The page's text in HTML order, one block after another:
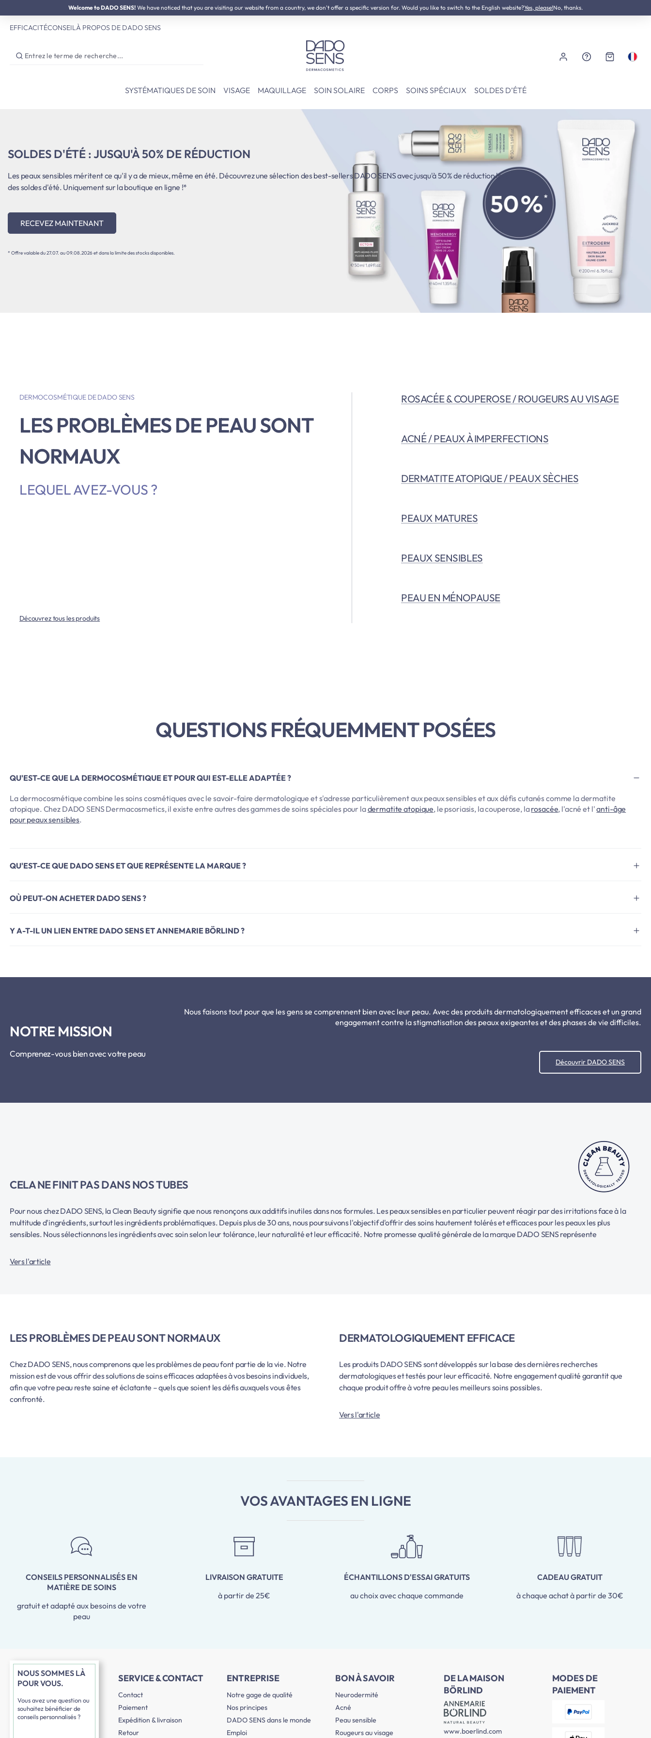
au contenu principal
Passer à la recherche
Passer à la navigation principale
Welcome to DADO SENS! We have noticed that you are visiting our website from a country, we don't offer a specific version for. Would you like to switch to the English website?Yes, please!No, thanks.
SOLDES D'ÉTÉ :jusqu'à 50% de réduction NOVEAU :Kit de Neurodermite Testé dermatologiquement
EFFICACITÉCONSEILÀ PROPOS DE DADO SENS
SYSTÉMATIQUES DE SOIN VISAGE MAQUILLAGE SOIN SOLAIRE CORPS SOINS SPÉCIAUX SOLDES D’ÉTÉ
SOLDES D'ÉTÉ : JUSQU'À 50% DE RÉDUCTION
Les peaux sensibles méritent ce qu'il y a de mieux, même en été. Découvrez une sélection des best-sellers DADO SENS avec jusqu'à 50% de réduction lors
des soldes d'été. Uniquement sur la boutique en ligne !*
RECEVEZ MAINTENANT
* Offre valable du 27.07. au 09.08.2026 et dans la limite des stocks disponibles.
DERMOCOSMÉTIQUE DE DADO SENS
LES PROBLÈMES DE PEAU SONT
NORMAUX
LEQUEL AVEZ-VOUS ?
Découvrez tous les produits
ROSACÉE & COUPEROSE / ROUGEURS AU VISAGE
ACNÉ / PEAUX À IMPERFECTIONS
DERMATITE ATOPIQUE / PEAUX SÈCHES
PEAUX MATURES
PEAUX SENSIBLES
PEAU EN MÉNOPAUSE
QUESTIONS FRÉQUEMMENT POSÉES
QU'EST-CE QUE LA DERMOCOSMÉTIQUE ET POUR QUI EST-ELLE ADAPTÉE ?
La dermocosmétique combine les soins cosmétiques avec le savoir-faire dermatologique et s'adresse particulièrement aux peaux sensibles et aux défis cutanés comme la dermatite
atopique. Chez DADO SENS Dermacosmetics, il existe entre autres des gammes de soins spéciales pour ladermatite atopique, le psoriasis, la couperose, larosacée, l'acné et l'anti-âge
pour peaux sensibles.
QU'EST-CE QUE DADO SENS ET QUE REPRÉSENTE LA MARQUE ?
OÙ PEUT-ON ACHETER DADO SENS ?
Y A-T-IL UN LIEN ENTRE DADO SENS ET ANNEMARIE BÖRLIND ?
NOTRE MISSION
Comprenez-vous bien avec votre peau
Nous faisons tout pour que les gens se comprennent bien avec leur peau. Avec des produits dermatologiquement efficaces et un grand
engagement contre la stigmatisation des peaux exigeantes et des phases de vie difficiles.
Découvrir DADO SENS
CELA NE FINIT PAS DANS NOS TUBES
Pour nous chez DADO SENS, la Clean Beauty signifie que nous renonçons aux additifs inutiles dans nos formules. Les peaux sensibles en particulier peuvent réagir par des irritations face à la
multitude d'ingrédients, surtout les ingrédients problématiques. Depuis plus de 30 ans, nous poursuivons l'objectif d'offrir des soins hautement tolérés et efficaces pour les peaux les plus
sensibles. Nous sélectionnons les ingrédients avec soin selon leur tolérance, leur naturalité et leur efficacité. Notre promesse qualité générale de la marque DADO SENS représente
Vers l'article
LES PROBLÈMES DE PEAU SONT NORMAUX
Chez DADO SENS, nous comprenons que les problèmes de peau font partie de la vie. Notre
mission est de vous offrir des solutions de soins efficaces adaptées à vos besoins individuels,
afin que votre peau reste saine et éclatante – quels que soient les défis auxquels vous êtes
confronté.
DERMATOLOGIQUEMENT EFFICACE
Les produits DADO SENS sont développés sur la base des dernières recherches
dermatologiques et testés pour leur efficacité. Notre engagement qualité garantit que
chaque produit offre à votre peau les meilleurs soins possibles.
Vers l'article
VOS AVANTAGES EN LIGNE
CONSEILS PERSONNALISÉS EN
MATIÈRE DE SOINS
gratuit et adapté aux besoins de votre
peau
LIVRAISON GRATUITE
à partir de 25€
ÉCHANTILLONS D'ESSAI GRATUITS
au choix avec chaque commande
CADEAU GRATUIT
à chaque achat à partir de 30€
NOUS SOMMES LÀ
POUR VOUS.
Vous avez une question ou
souhaitez bénéficier de
conseils personnalisés ?
SERVICE & CONTACT
Contact
Paiement
Expédition & livraison
Retour
ENTREPRISE
Notre gage de qualité
Nos principes
DADO SENS dans le monde
Emploi
BON À SAVOIR
Neurodermité
Acné
Peau sensible
Rougeurs au visage
DE LA MAISON
BÖRLIND
www.boerlind.com
MODES DE
PAIEMENT